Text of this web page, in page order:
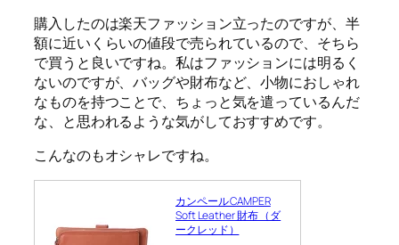
購入したのは楽天ファッション立ったのですが、半
額に近いくらいの値段で売られているので、そちら
で買うと良いですね。私はファッションには明るく
ないのですが、バッグや財布など、小物におしゃれ
なものを持つことで、ちょっと気を遣っているんだ
な、と思われるような気がしておすすめです。
こんなのもオシャレですね。
カンペール CAMPER
Soft Leather 財布 （ダ
ークレッド）